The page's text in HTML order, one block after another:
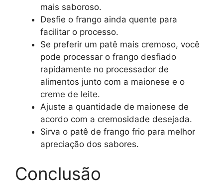
mais saboroso.
Desfie o frango ainda quente para
facilitar o processo.
Se preferir um patê mais cremoso, você
pode processar o frango desfiado
rapidamente no processador de
alimentos junto com a maionese e o
creme de leite.
Ajuste a quantidade de maionese de
acordo com a cremosidade desejada.
Sirva o patê de frango frio para melhor
apreciação dos sabores.
Conclusão